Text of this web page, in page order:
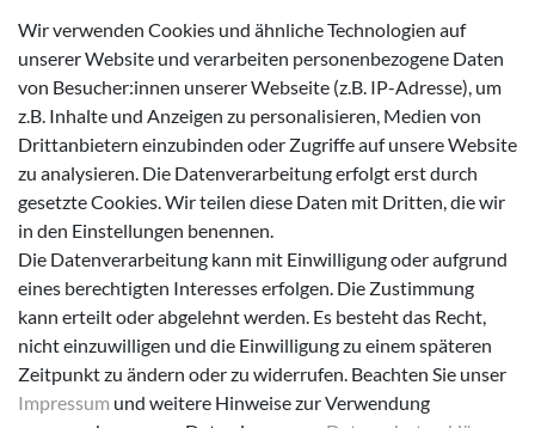
Sneaker
Zahlungsmöglichkeiten
Versanddienstleister
Wir verwenden Cookies und ähnliche Technologien auf
unserer Website und verarbeiten personenbezogene Daten
von Besucher:innen unserer Webseite (z.B. IP-Adresse), um
z.B. Inhalte und Anzeigen zu personalisieren, Medien von
Drittanbietern einzubinden oder Zugriffe auf unsere Website
zu analysieren. Die Datenverarbeitung erfolgt erst durch
gesetzte Cookies. Wir teilen diese Daten mit Dritten, die wir
in den Einstellungen benennen.
Die Datenverarbeitung kann mit Einwilligung oder aufgrund
eines berechtigten Interesses erfolgen. Die Zustimmung
kann erteilt oder abgelehnt werden. Es besteht das Recht,
nicht einzuwilligen und die Einwilligung zu einem späteren
Zeitpunkt zu ändern oder zu widerrufen. Beachten Sie unser
Impressum und weitere Hinweise zur Verwendung